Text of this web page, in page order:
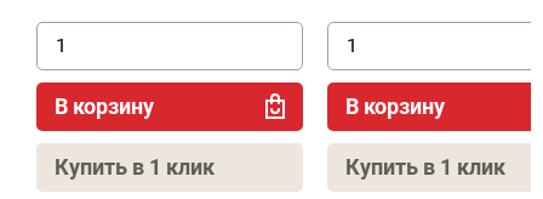
В корзину
Купить в 1 клик
В корзину
Купить в 1 клик